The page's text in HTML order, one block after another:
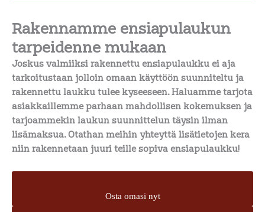
Rakennamme ensiapulaukun
tarpeidenne mukaan
Joskus valmiiksi rakennettu ensiapulaukku ei aja
tarkoitustaan jolloin omaan käyttöön suunniteltu ja
rakennettu laukku tulee kyseeseen. Haluamme tarjota
asiakkaillemme parhaan mahdollisen kokemuksen ja
tarjoammekin laukun suunnittelun täysin ilman
lisämaksua. Otathan meihin yhteyttä lisätietojen kera
niin rakennetaan juuri teille sopiva ensiapulaukku!
Osta omasi nyt